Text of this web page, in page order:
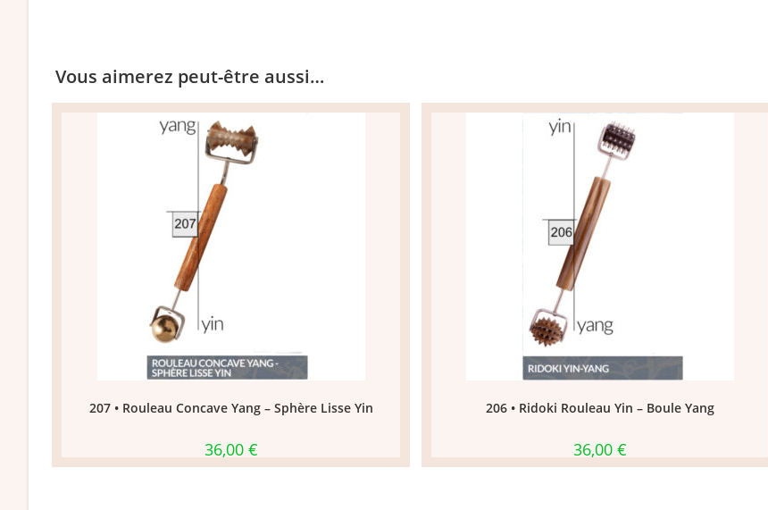
Vous aimerez peut-être aussi…
207 • Rouleau Concave Yang – Sphère Lisse Yin
36,00 €
206 • Ridoki Rouleau Yin – Boule Yang
36,00 €